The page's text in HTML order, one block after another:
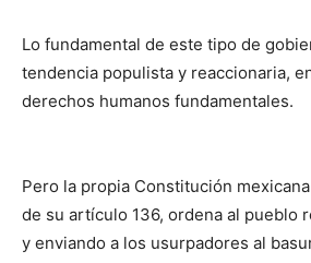
Lo fundamental de este tipo de
tendencia populista y reaccionaria,
derechos humanos fundamentales.
Pero la propia Constitución
de su artículo 136, ordena al pueblo
y enviando a los usurpadores al